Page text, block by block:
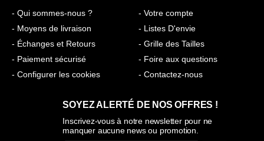
- Qui sommes-nous ?
- Moyens de livraison
- Échanges et Retours
- Paiement sécurisé
- Configurer les cookies
- Votre compte
- Listes D'envie
- Grille des Tailles
- Foire aux questions
- Contactez-nous
SOYEZ ALERTÉ DE NOS OFFRES !
Inscrivez-vous à notre newsletter pour ne
manquer aucune news ou promotion.